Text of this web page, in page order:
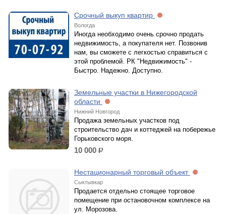
Срочный выкуп квартир
Вологда
Иногда необходимо очень срочно продать
недвижимость, а покупателя нет. Позвонив
нам, вы сможете с легкостью справиться с
этой проблемой. РК "Недвижимость" -
Быстро. Надежно. Доступно.
Земельные участки в Нижегородской
области
Нижний Новгород
Продажа земельных участков под
строительство дач и коттеджей на побережье
Горьковского моря.
10 000 р.
Нестационарный торговый объект
Сыктывкар
Продается отдельно стоящее торговое
помещение при остановочном комплексе на
ул. Морозова.